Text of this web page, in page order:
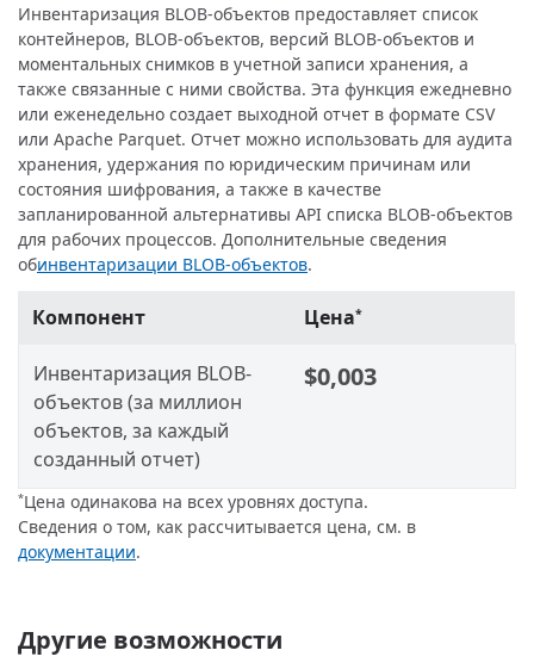
Инвентаризация BLOB-объектов предоставляет список
контейнеров, BLOB-объектов, версий BLOB-объектов и
моментальных снимков в учетной записи хранения, а
также связанные с ними свойства. Эта функция ежедневно
или еженедельно создает выходной отчет в формате CSV
или Apache Parquet. Отчет можно использовать для аудита
хранения, удержания по юридическим причинам или
состояния шифрования, а также в качестве
запланированной альтернативы API списка BLOB-объектов
для рабочих процессов. Дополнительные сведения
обинвентаризации BLOB-объектов.
Компонент Цена*
Инвентаризация BLOB-
объектов (за миллион
объектов, за каждый
созданный отчет)
$0,003
*Цена одинакова на всех уровнях доступа.
Сведения о том, как рассчитывается цена, см. в
документации.
Другие возможности